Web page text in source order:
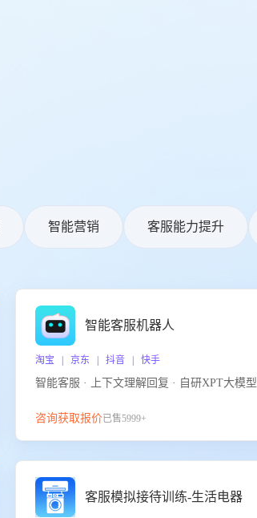
智能营销 客服能力提升
智能客服机器人
淘宝 | 京东 | 抖音 | 快手
智能客服 · 上下文理解回复 · 自研XPT大模型
咨询获取报价已售5999+
客服模拟接待训练-生活电器